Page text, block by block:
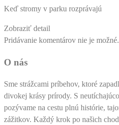
Keď stromy v parku rozprávajú
Zobraziť detail
Pridávanie komentárov nie je možné.
O nás
Sme strážcami príbehov, ktoré
divokej krásy prírody. S
pozývame na cestu plnú histórie,
zážitkov. Každý krok po našich